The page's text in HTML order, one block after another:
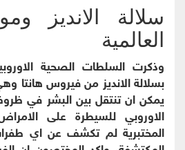
سلالة الانديز
العالمية
وذكرت السلطات الصحية
بسلالة الانديز من فيروس هانتا
يمكن ان تنتقل بين البشر في
الاوروبي للسيطرة على
المختبرية لم تكشف عن اي